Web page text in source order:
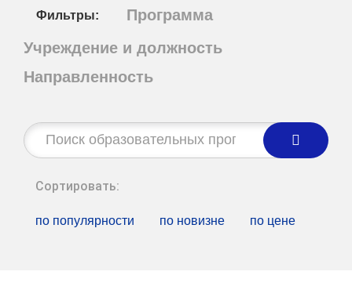
Фильтры:
Программа
Учреждение и должность
Направленность
Строка
поиска:
Сортировать:
по популярности по новизне по цене